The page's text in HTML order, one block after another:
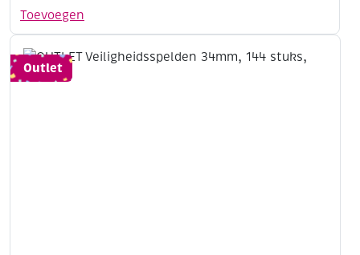
Toevoegen
28mm,
stuks,
zwart
aantal
Outlet